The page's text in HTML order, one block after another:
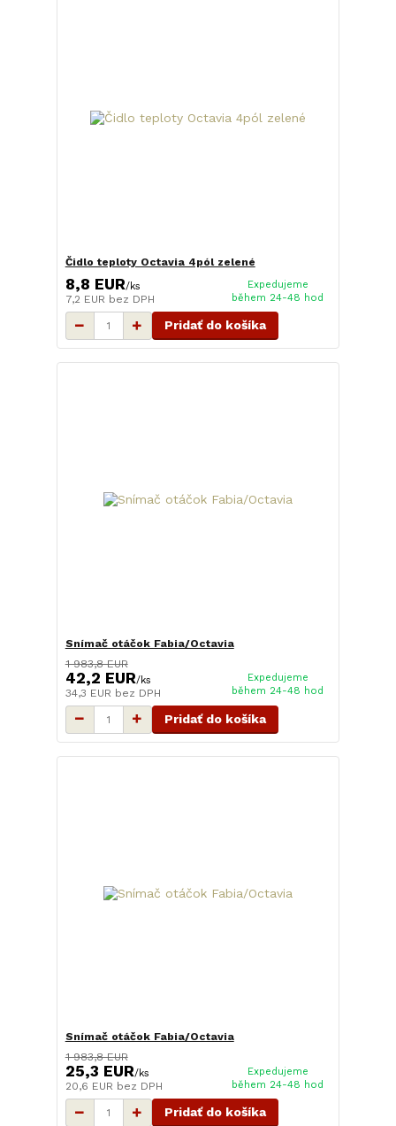
Čidlo teploty Octavia 4pól zelené
8,8 EUR/ks
7,2 EUR bez DPH
Expedujeme
během 24-48 hod
Pridať do košíka
Snímač otáčok Fabia/Octavia
1 983,8 EUR
42,2 EUR/ks
34,3 EUR bez DPH
Expedujeme
během 24-48 hod
Pridať do košíka
Snímač otáčok Fabia/Octavia
1 983,8 EUR
25,3 EUR/ks
20,6 EUR bez DPH
Expedujeme
během 24-48 hod
Pridať do košíka